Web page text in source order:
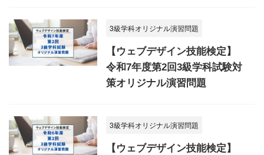
3級学科オリジナル演習問題
【ウェブデザイン技能検定】
令和7年度第2回3級学科試験対
策オリジナル演習問題
3級学科オリジナル演習問題
【ウェブデザイン技能検定】